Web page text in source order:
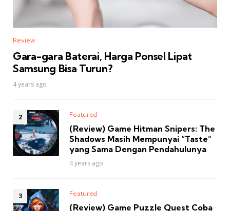
Review
Gara-gara Baterai, Harga Ponsel Lipat
Samsung Bisa Turun?
4 years ago
Featured
(Review) Game Hitman Snipers: The
Shadows Masih Mempunyai “Taste”
yang Sama Dengan Pendahulunya
4 years ago
Featured
(Review) Game Puzzle Quest Coba